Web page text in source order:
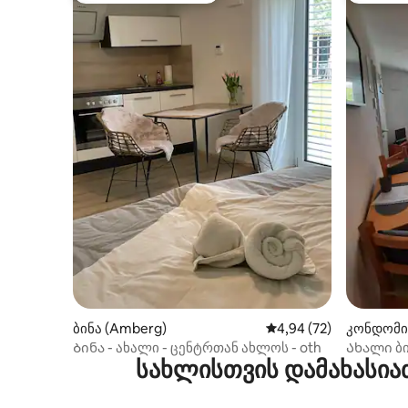
ბინა (Amberg) საშუალო შეფასებაა
4,94 (72)
Ბინა - ახალი - ცენტრთან ახლოს - oth
ruck)
Ახალი
სახლისთვის